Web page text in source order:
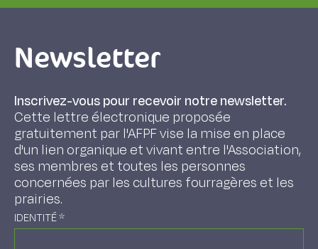
Newsletter
Inscrivez-vous pour recevoir notre newsletter.
Cette lettre électronique proposée
gratuitement par l'AFPF vise la mise en place
d'un lien organique et vivant entre l'Association,
ses membres et toutes les personnes
concernées par les cultures fourragères et les
prairies.
IDENTITÉ*